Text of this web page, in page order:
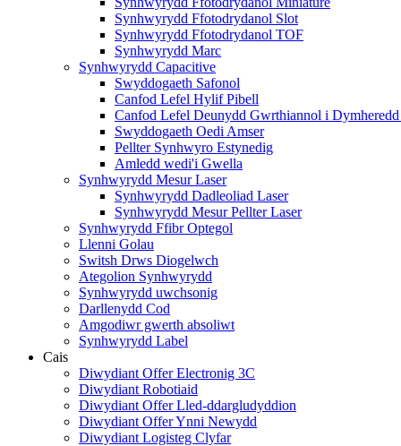
Synhwyrydd Ffotodrydanol Slot
Synhwyrydd Ffotodrydanol TOF
Synhwyrydd Marc
Synhwyrydd Capacitive
Swyddogaeth Safonol
Canfod Lefel Hylif Pibell
Canfod Lefel Deunydd Gwrthiannol i
Swyddogaeth Oedi Amser
Pellter Synhwyro Estynedig
Amledd wedi'i Gwella
Synhwyrydd Mesur Laser
Synhwyrydd Dadleoliad Laser
Synhwyrydd Mesur Pellter Laser
Synhwyrydd Ffibr Optegol
Llenni Golau
Switsh Drws Diogelwch
Ategolion Synhwyrydd
Synhwyrydd uwchsonig
Darllenydd Cod
Amgodiwr gwerth absoliwt
Synhwyrydd Label
Cais
Diwydiant Offer Electronig 3C
Diwydiant Robotiaid
Diwydiant Offer Lled-ddargludyddion
Diwydiant Offer Ynni Newydd
Diwydiant Logisteg Clyfar